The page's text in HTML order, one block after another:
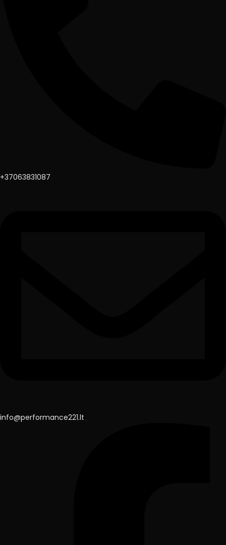
+37063831087
info@performance221.lt